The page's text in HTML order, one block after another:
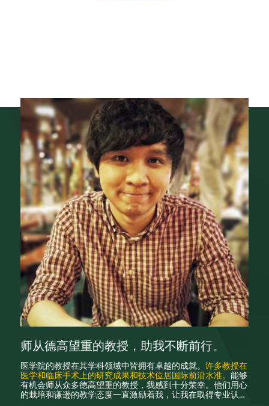
师从德高望重的教授，助我不断前行。
医学院的教授在其学科领域中皆拥有卓越的成就。 许多教授在
医学和临床手术上的研究成果和技术位居国际前沿水准。 能够
有机会师从众多德高望重的教授，我感到十分荣幸。他们用心
的栽培和谦逊的教学态度一直激励着我，让我在取得专业认可